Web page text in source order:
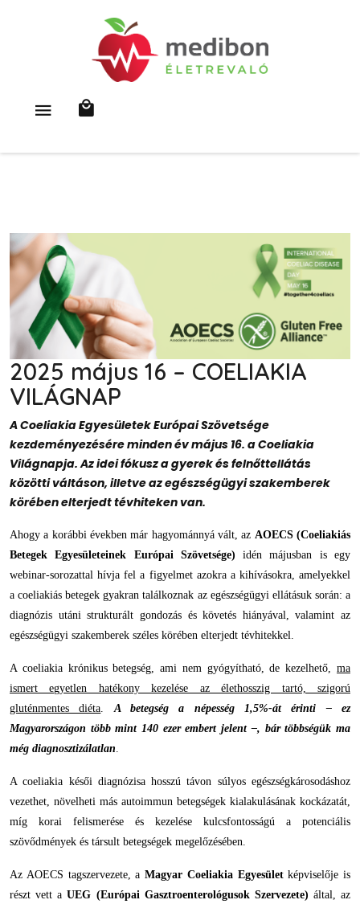
2025 május 16 – COELIAKIA
VILÁGNAP
A Coeliakia Egyesületek Európai Szövetsége
kezdeményezésére minden év május 16. a Coeliakia
Világnapja. Az idei fókusz a gyerek és felnőttellátás
közötti váltáson, illetve az egészségügyi szakemberek
körében elterjedt tévhiteken van.
Ahogy a korábbi években már hagyománnyá vált, az AOECS (Coeliakiás
Betegek Egyesületeinek Európai Szövetsége) idén májusban is egy
webinar-sorozattal hívja fel a figyelmet azokra a kihívásokra, amelyekkel
a coeliakiás betegek gyakran találkoznak az egészségügyi ellátásuk során: a
diagnózis utáni strukturált gondozás és követés hiányával, valamint az
egészségügyi szakemberek széles körében elterjedt tévhitekkel.
A coeliakia krónikus betegség, ami nem gyógyítható, de kezelhető, ma
ismert egyetlen hatékony kezelése az élethosszig tartó, szigorú
gluténmentes diéta.A betegség a népesség 1,5%-át érinti – ez
Magyarországon több mint 140 ezer embert jelent –, bár többségük ma
még diagnosztizálatlan.
A coeliakia késői diagnózisa hosszú távon súlyos egészségkárosodáshoz
vezethet, növelheti más autoimmun betegségek kialakulásának kockázatát,
míg korai felismerése és kezelése kulcsfontosságú a potenciális
szövődmények és társult betegségek megelőzésében.
Az AOECS tagszervezete, a Magyar Coeliakia Egyesületképviselője is
részt vett aUEG (Európai Gasztroenterológusok Szervezete) által, az